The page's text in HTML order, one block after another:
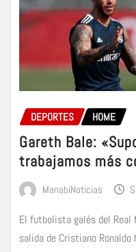
DEPORTES HOME
Gareth Bale:
trabajamos más
ManabiNoticias
El futbolista galés del Real
salida de Cristiano